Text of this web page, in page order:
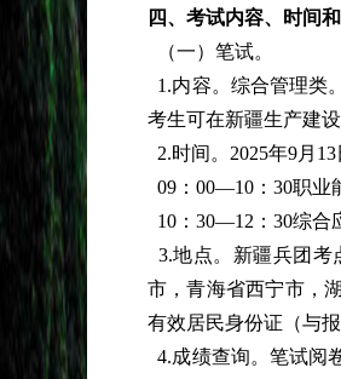
四、考试内容、时间
（一）笔试。
1.内容。综合管理类
考生可在新疆生产建
2.时间。2025年9月
09：00—10：30职业
10：30—12：30综合
3.地点。新疆兵团
市，青海省西宁市，
有效居民身份证（与
4.成绩查询。笔试阅